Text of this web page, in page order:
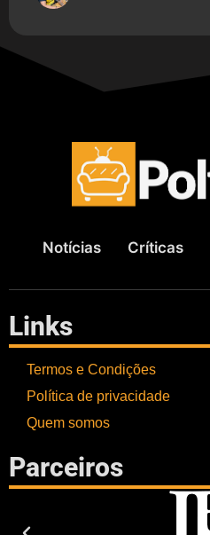
Notícias Críticas
Links
Termos e Condições
Política de privacidade
Quem somos
Parceiros